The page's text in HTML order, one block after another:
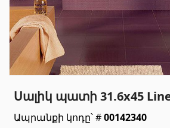
Կերամոգրանիտ(92)
Բոլորը
Սանտեխնիկա
Խոհանոցի լվացարաններ(7)
Կերամիկական լվացարաններ
Սալիկ պատի 31.6x45
Ապրանքի կոդը՝ #00142340